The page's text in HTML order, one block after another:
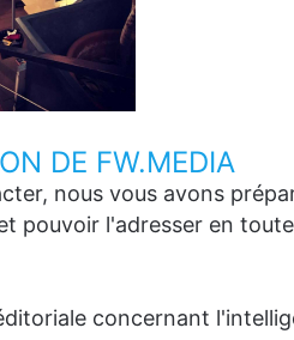
DE FW.MEDIA
nous vous avons
pouvoir l'adresser en
concernant